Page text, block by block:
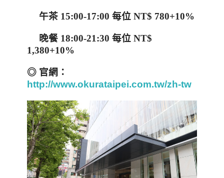
午茶 15:00-17:00 每位 NT$ 780+10%
晚餐 18:00-21:30 每位 NT$
1,380+10%
◎ 官網：
http://www.okurataipei.com.tw/zh-tw